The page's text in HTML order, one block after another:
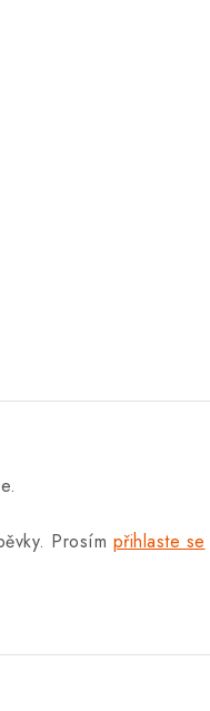
Prosím přihlaste se